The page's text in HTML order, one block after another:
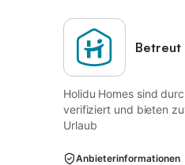
Betreut
Holidu Homes sind
verifiziert und bieten
Urlaub
Anbieterinformationen